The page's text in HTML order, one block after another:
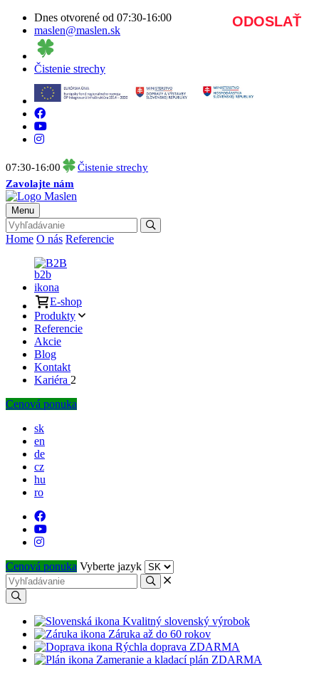
Dnes otvorené od 07:30-16:00
maslen@maslen.sk
Čistenie strechy
07:30-16:00
Čistenie strechy
Zavolajte nám
Menu
Home O nás Referencie
B2B
E-shop
Produkty
Referencie
Akcie
Blog
Kontakt
Kariéra 2
Cenová ponuka
sk
en
de
cz
hu
ro
Cenová ponuka Vyberte jazyk
Kvalitný slovenský výrobok
Záruka až do 60 rokov
Rýchla doprava ZDARMA
Zameranie a kladací plán ZDARMA